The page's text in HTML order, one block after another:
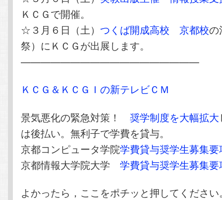
ＫＣＧで開催。
☆３月６日（土）つくば開成高校 京都校の
祭）にＫＣＧが出展します。
——————————————————
ＫＣＧ＆ＫＣＧＩの新テレビＣＭ
景気悪化の緊急対策！奨学制度を大幅拡大
は後払い。無利子で学費を貸与。
京都コンピュータ学院学費貸与奨学生募集要
京都情報大学院大学学費貸与奨学生募集要
よかったら，ここをポチッと押してください